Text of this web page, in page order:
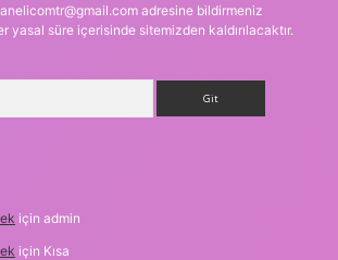
adresine bildirmeniz
yasal süre içerisinde sitemizden kaldırılacaktır.
için admin
için Kısa